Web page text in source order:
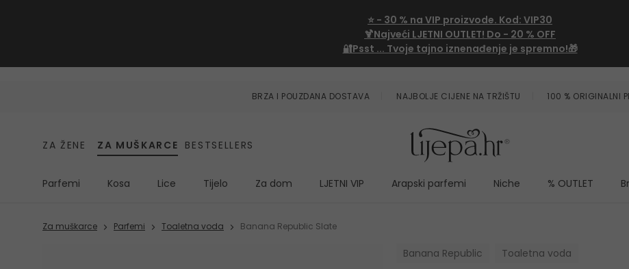
⭐ - 30 % na VIP proizvode. Kod: VIP30
🍹Najveći LJETNI OUTLET! Do - 20 % OFF
🔐Psst ... Tvoje tajno iznenađenje je spremno!🎁
BRZA I POUZDANA DOSTAVA NAJBOLJE CIJENE NA TRŽIŠTU 100 % ORIGINALNI
ZA ŽENE ZA MUŠKARCE BESTSELLERS
Parfemi Kosa Lice Tijelo Za dom LJETNI VIP Arapski parfemi Niche % OUTLET
Za muškarce Parfemi Toaletna voda Banana Republic Slate
Banana Republic Toaletna voda